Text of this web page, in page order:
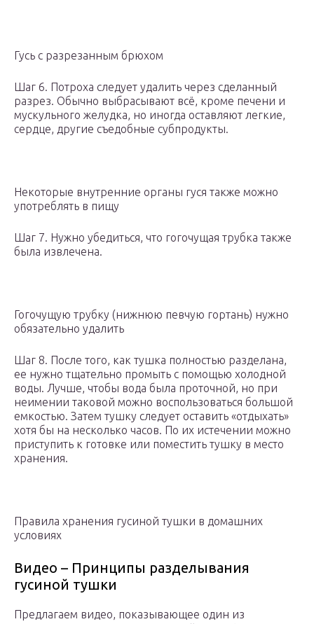
Гусь с разрезанным брюхом
Шаг 6. Потроха следует удалить через сделанный
разрез. Обычно выбрасывают всё, кроме печени и
мускульного желудка, но иногда оставляют легкие,
сердце, другие съедобные субпродукты.
Некоторые внутренние органы гуся также можно
употреблять в пищу
Шаг 7. Нужно убедиться, что гогочущая трубка также
была извлечена.
Гогочущую трубку (нижнюю певчую гортань) нужно
обязательно удалить
Шаг 8. После того, как тушка полностью разделана,
ее нужно тщательно промыть с помощью холодной
воды. Лучше, чтобы вода была проточной, но при
неимении таковой можно воспользоваться большой
емкостью. Затем тушку следует оставить «отдыхать»
хотя бы на несколько часов. По их истечении можно
приступить к готовке или поместить тушку в место
хранения.
Правила хранения гусиной тушки в домашних
условиях
Видео – Принципы разделывания
гусиной тушки
Предлагаем видео, показывающее один из